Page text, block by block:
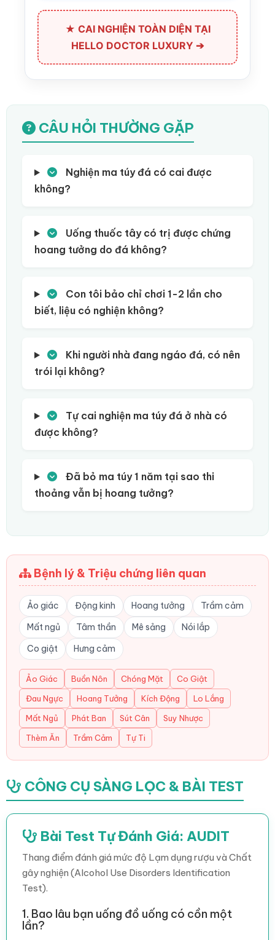
★ CAI NGHIỆN TOÀN DIỆN TẠI
HELLO DOCTOR LUXURY ➔
CÂU HỎI THƯỜNG GẶP
Nghiện ma túy đá có cai được
không?
Uống thuốc tây có trị được chứng
hoang tưởng do đá không?
Con tôi bảo chỉ chơi 1-2 lần cho
biết, liệu có nghiện không?
Khi người nhà đang ngáo đá, có nên
trói lại không?
Tự cai nghiện ma túy đá ở nhà có
được không?
Đã bỏ ma túy 1 năm tại sao thi
thoảng vẫn bị hoang tưởng?
Bệnh lý & Triệu chứng liên quan
Ảo giác Động kinh Hoang tưởng
Trầm cảm
Mất ngủ
Tâm thần Mê sảng
Nói lắp
Co giật
Hưng cảm
Ảo Giác Buồn Nôn Chóng Mặt
Co Giật
Đau Ngực
Hoang Tưởng Kích Động
Lo Lắng
Mất Ngủ
Phát Ban Sút Cân
Suy Nhược
Thèm Ăn
Trầm Cảm Tự Ti
CÔNG CỤ SÀNG LỌC & BÀI TEST
Bài Test Tự Đánh Giá: AUDIT
Thang điểm đánh giá mức độ Lạm dụng rượu và Chất
gây nghiện (Alcohol Use Disorders Identification
Test).
1. Bao lâu bạn uống đồ uống có cồn một
lần?